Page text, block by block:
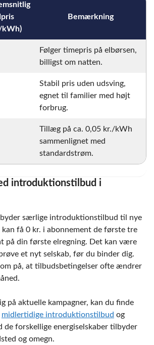
kWh)
Bemærkning
Følger timepris på elbørsen,
billigst om natten.
Stabil pris uden udsving,
egnet til familier med højt
forbrug.
Tillæg på ca. 0,05 kr./kWh
sammenlignet med
standardstrøm.
introduktionstilbud i
særlige introduktionstilbud til nye
få 0 kr. i abonnement de første tre
på din første elregning. Det kan være
et nyt selskab, før du binder dig.
på, at tilbudsbetingelser ofte ændrer
på aktuelle kampagner, kan du finde
midlertidige introduktionstilbud og
de forskellige energiselskaber tilbyder
og omegn.